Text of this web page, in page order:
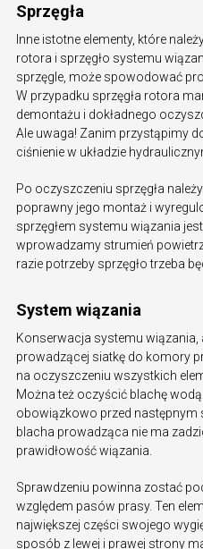
Sprzęgła
Inne istotne elementy, które
rotora i sprzęgło systemu
sprzęgle, może spowodować
W przypadku sprzęgła rotora
demontażu i dokładnego
Ale uwaga! Zanim przystąpimy
ciśnienie w układzie
Po oczyszczeniu sprzęgła
poprawny jego montaż i
sprzęgłem systemu wiązania
wprowadzamy strumień
razie potrzeby sprzęgło trzeba
System wiązania
Konserwacja systemu
prowadzącej siatkę do komory
na oczyszczeniu wszystkich
Można też oczyścić blachę
obowiązkowo przed następnym
blacha prowadząca nie ma
prawidłowość wiązania.
Sprawdzeniu powinna zostać
względem pasów prasy. Ten
największej części swojego
sposób z lewej i prawej strony